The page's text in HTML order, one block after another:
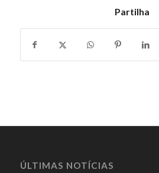
Partilha
ÚLTIMAS NOTÍCIAS